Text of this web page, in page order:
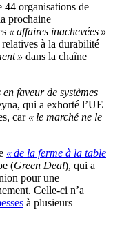
organisations de
prochaine
« affaires inachevées »
à la durabilité
» dans la chaîne
faveur de systèmes
qui a exhorté l’UE
car « le marché ne le
« de la ferme à la table
(Green Deal), qui a
pour une
Celle-ci n’a
à plusieurs